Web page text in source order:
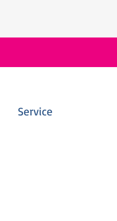
Service